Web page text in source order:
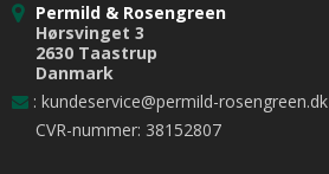
Permild & Rosengreen
Hørsvinget 3
2630 Taastrup
Danmark
: kundeservice@permild-rosengreen.dk
CVR-nummer: 38152807